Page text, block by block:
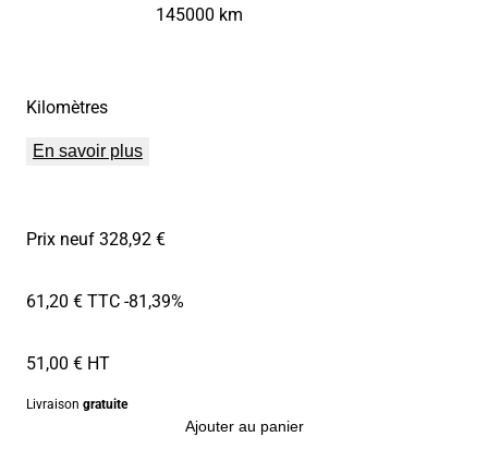
Kilomètres
145000 km
En savoir plus
Prix neuf 328,92 €
61,20 € TTC-81,39%
51,00 € HT
Livraison gratuite
Ajouter au panier